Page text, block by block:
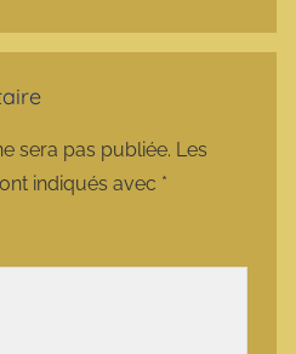
sera pas publiée. Les
indiqués avec *